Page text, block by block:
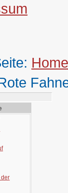
Home
der